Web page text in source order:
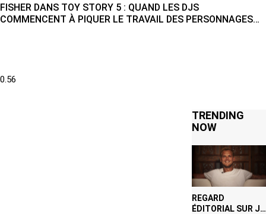
FISHER DANS TOY STORY 5 : QUAND LES DJS
COMMENCENT À PIQUER LE TRAVAIL DES PERSONNAGES
TRENDING
NOW
REGARD
ÉDITORIAL SUR JE